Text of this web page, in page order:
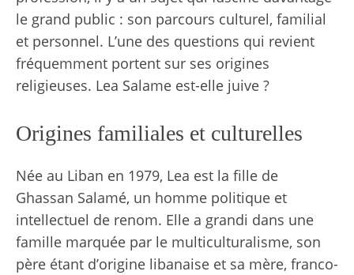
le grand public : son parcours culturel, familial
et personnel. L’une des questions qui revient
fréquemment portent sur ses origines
religieuses. Lea Salame est-elle juive ?
Origines familiales et culturelles
Née au Liban en 1979, Lea est la fille de
Ghassan Salamé, un homme politique et
intellectuel de renom. Elle a grandi dans une
famille marquée par le multiculturalisme, son
père étant d’origine libanaise et sa mère, franco-